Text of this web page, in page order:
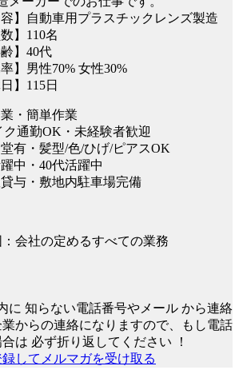
容】自動車用プラスチックレンズ製造
】110名
齢】40代
率】男性70% 女性30%
】115日
業・簡単作業
ク通勤OK・未経験者歓迎
堂有・髪型/色/ひげ/ピアスOK
躍中・40代活躍中
貸与・敷地内駐車場完備
会社の定めるすべての業務
に 知らない電話番号やメール から連絡
からの連絡になりますので、もし電話
は 必ず折り返してください ！